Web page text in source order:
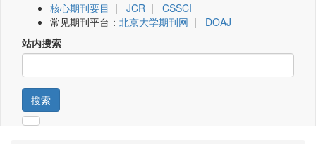
核心期刊要目 | JCR | CSSCI
常见期刊平台： 北京大学期刊网 | DOAJ
站内搜索
搜索